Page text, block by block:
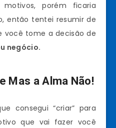
porém ficaria
então tentei resumir de
você tome a decisão de
negócio.
Mas a Alma Não!
consegui “criar” para
que vai fazer você